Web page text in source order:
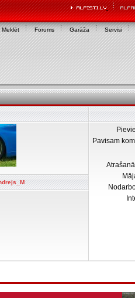
Meklēt Forums Garāža Servisi
Pavisam